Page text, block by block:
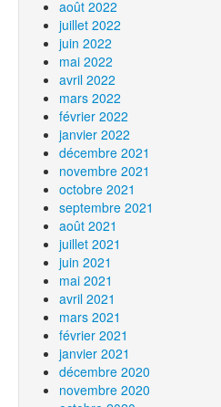
août 2022
juillet 2022
juin 2022
mai 2022
avril 2022
mars 2022
février 2022
janvier 2022
décembre 2021
novembre 2021
octobre 2021
septembre 2021
août 2021
juillet 2021
juin 2021
mai 2021
avril 2021
mars 2021
février 2021
janvier 2021
décembre 2020
novembre 2020